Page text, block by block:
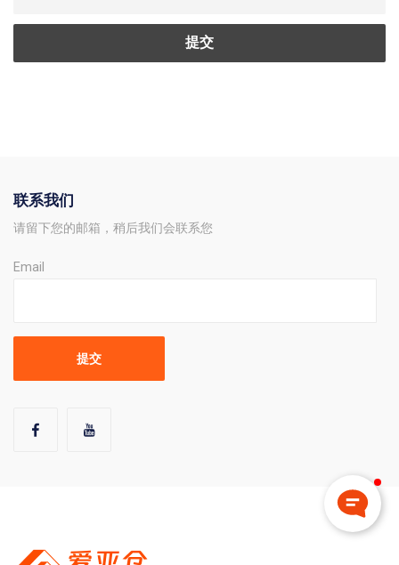
联系我们
请留下您的邮箱，稍后我们会联系您
Email